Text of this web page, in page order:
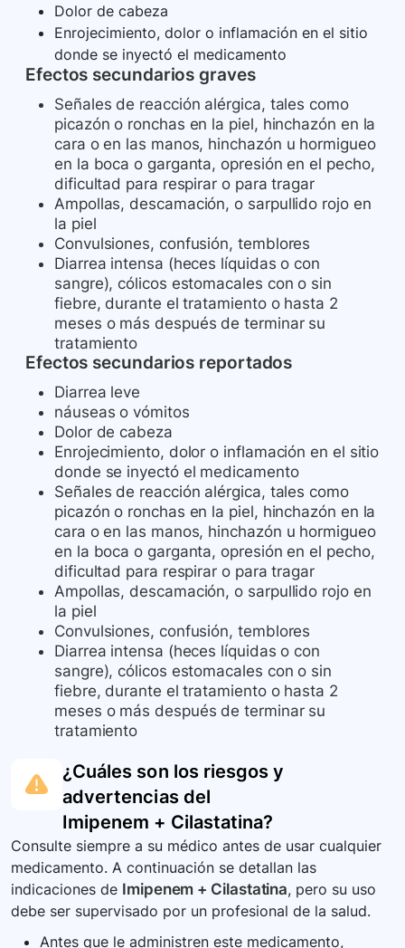
Dolor de cabeza
Enrojecimiento, dolor o inflamación en el sitio
donde se inyectó el medicamento
Efectos secundarios graves
Señales de reacción alérgica, tales como
picazón o ronchas en la piel, hinchazón en la
cara o en las manos, hinchazón u hormigueo
en la boca o garganta, opresión en el pecho,
dificultad para respirar o para tragar
Ampollas, descamación, o sarpullido rojo en
la piel
Convulsiones, confusión, temblores
Diarrea intensa (heces líquidas o con
sangre), cólicos estomacales con o sin
fiebre, durante el tratamiento o hasta 2
meses o más después de terminar su
tratamiento
Efectos secundarios reportados
Diarrea leve
náuseas o vómitos
Dolor de cabeza
Enrojecimiento, dolor o inflamación en el sitio
donde se inyectó el medicamento
Señales de reacción alérgica, tales como
picazón o ronchas en la piel, hinchazón en la
cara o en las manos, hinchazón u hormigueo
en la boca o garganta, opresión en el pecho,
dificultad para respirar o para tragar
Ampollas, descamación, o sarpullido rojo en
la piel
Convulsiones, confusión, temblores
Diarrea intensa (heces líquidas o con
sangre), cólicos estomacales con o sin
fiebre, durante el tratamiento o hasta 2
meses o más después de terminar su
tratamiento
¿Cuáles son los riesgos y
advertencias del
Imipenem + Cilastatina?
Consulte siempre a su médico antes de usar cualquier
medicamento. A continuación se detallan las
indicaciones de Imipenem + Cilastatina, pero su uso
debe ser supervisado por un profesional de la salud.
Antes que le administren este medicamento,